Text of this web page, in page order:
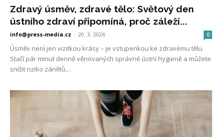
Zdravý úsměv, zdravé tělo: Světový den
ústního zdraví připomíná, proč záleží...
info@press-media.cz - 20. 3. 2026 0
Úsměv není jen vizitkou krásy – je vstupenkou ke zdravému tělu.
Stačí pár minut denně věnovaných správné ústní hygieně a můžete
snížit riziko zánětů,...